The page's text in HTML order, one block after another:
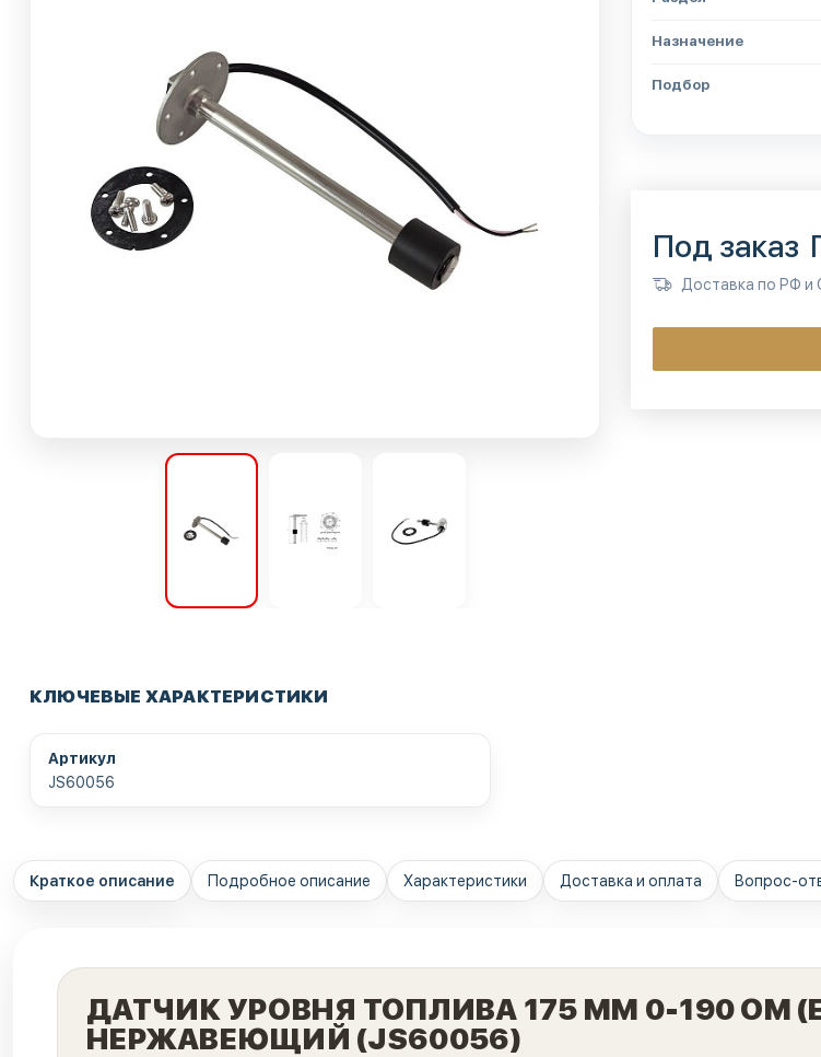
Назначение
Подбор
Под заказ
Доставка по РФ и
КЛЮЧЕВЫЕ ХАРАКТЕРИСТИКИ
Артикул
JS60056
Краткое описание Подробное описание Характеристики Доставка и оплата Вопрос-
ДАТЧИК УРОВНЯ ТОПЛИВА 175 ММ 0-190 ОМ
НЕРЖАВЕЮЩИЙ (JS60056)